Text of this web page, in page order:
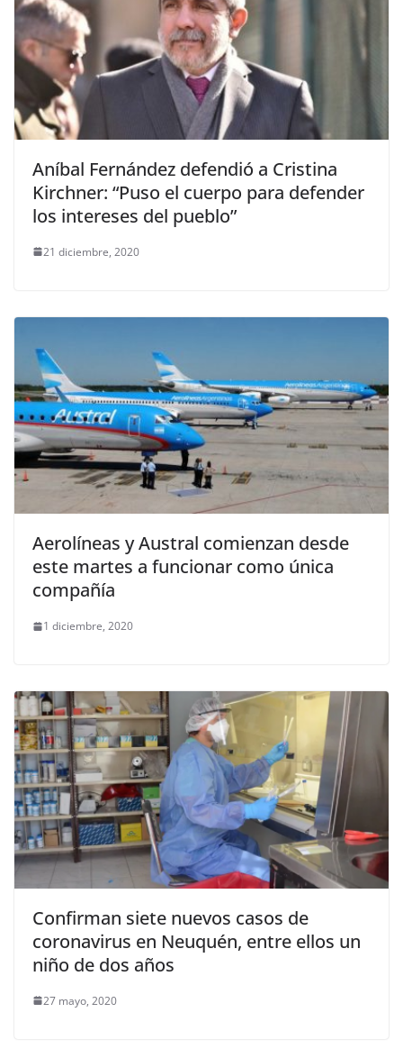
Aníbal Fernández defendió a Cristina
Kirchner: “Puso el cuerpo para defender
los intereses del pueblo”
21 diciembre, 2020
Aerolíneas y Austral comienzan desde
este martes a funcionar como única
compañía
1 diciembre, 2020
Confirman siete nuevos casos de
coronavirus en Neuquén, entre ellos un
niño de dos años
27 mayo, 2020